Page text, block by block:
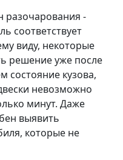
разочарования -
соответствует
виду, некоторые
решение уже после
состояние кузова,
невозможно
минут. Даже
выявить
которые не